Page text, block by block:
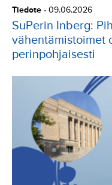
Tiedote - 09.06.2026
SuPerin Inberg:
vähentämistoimet
perinpohjaisesti